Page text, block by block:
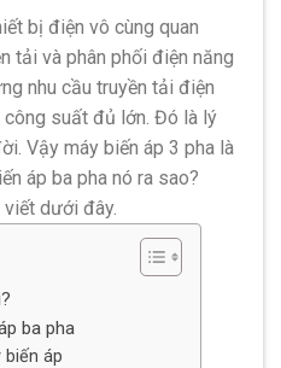
bị điện vô cùng quan
tải và phân phối điện năng
nhu cầu truyền tải điện
suất đủ lớn. Đó là lý
Vậy máy biến áp 3 pha là
áp ba pha nó ra sao?
viết dưới đây.
ba pha
biến áp